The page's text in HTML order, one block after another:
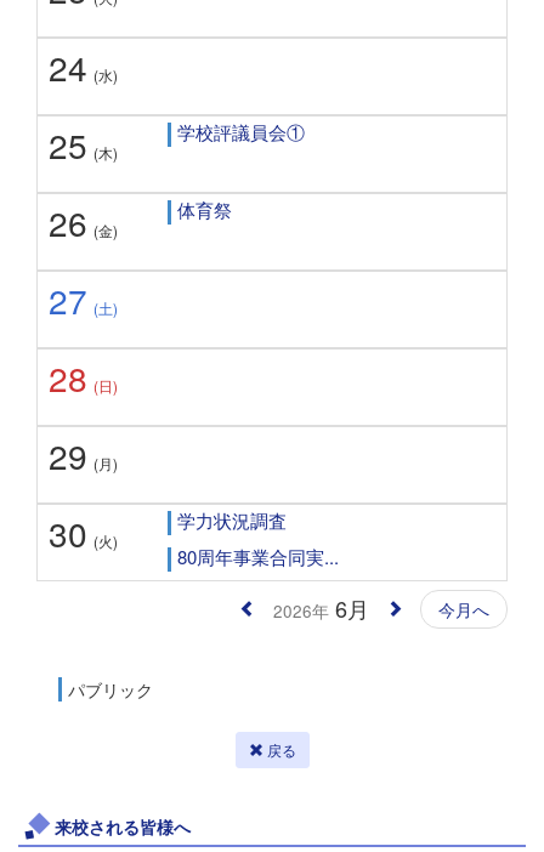
24 (水)
25 (木)
学校評議員会①
26 (金)
体育祭
27 (土)
28 (日)
29 (月)
30 (火)
学力状況調査
80周年事業合同実...
2026年 6月 今月へ
パブリック
戻る
来校される皆様へ